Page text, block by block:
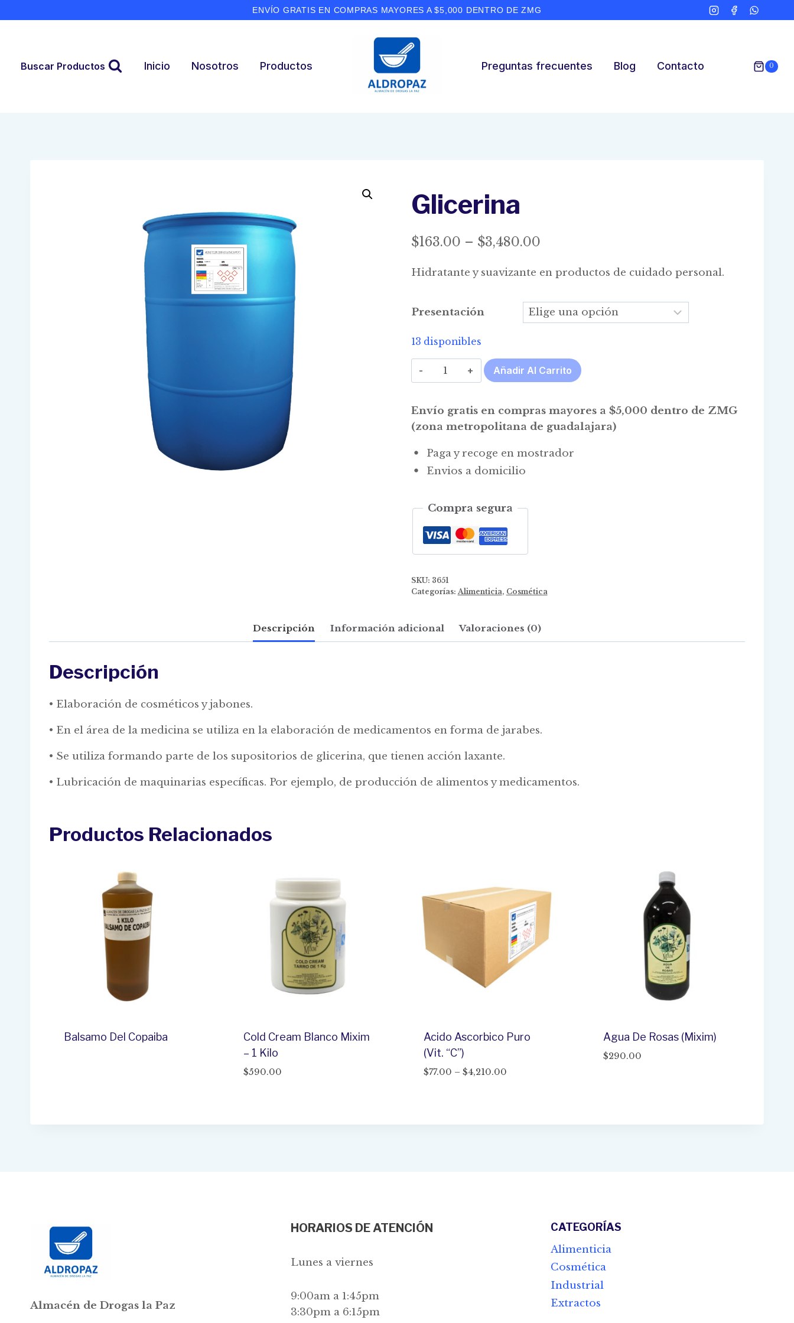
to
ENVÍO GRATIS EN COMPRAS MAYORES A $5,000 DENTRO DE ZMG
Buscar Productos Inicio Nosotros Productos Preguntas frecuentes Blog Contacto 0
Glicerina
$163.00 – $3,480.00Price
$163.00
through
$3,480.00
Hidratante y suavizante en productos de cuidado personal.
Presentación
13 disponibles
Glicerina
cantidad
Añadir Al Carrito
Envío gratis en compras mayores a $5,000 dentro de ZMG
(zona metropolitana de guadalajara)
Paga y recoge en mostrador
Envios a domicilio
Compra segura
SKU: 3651
Categorías: Alimenticia, Cosmética
Descripción Información adicional Valoraciones (0)
Descripción
• Elaboración de cosméticos y jabones.
• En el área de la medicina se utiliza en la elaboración de medicamentos en forma de jarabes.
• Se utiliza formando parte de los supositorios de glicerina, que tienen acción laxante.
• Lubricación de maquinarias específicas. Por ejemplo, de producción de alimentos y medicamentos.
Productos Relacionados
Balsamo Del Copaiba
Cold Cream Blanco Mixim
– 1 Kilo
$590.00
Acido Ascorbico Puro
(Vit. “C”)
$77.00 – $4,210.00Price
Agua De Rosas (Mixim)
$290.00
Almacén de Drogas la Paz
HORARIOS DE ATENCIÓN
Lunes a viernes
9:00am a 1:45pm
3:30pm a 6:15pm
CATEGORÍAS
Alimenticia
Cosmética
Industrial
Extractos